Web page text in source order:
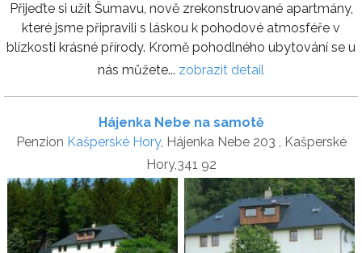
Přijeďte si užít Šumavu, nově zrekonstruované apartmány,
které jsme připravili s láskou k pohodové atmosféře v
blízkosti krásné přírody. Kromě pohodlného ubytování se u
nás můžete... zobrazit detail
Hájenka Nebe na samotě
Penzion Kašperské Hory, Hájenka Nebe 203 , Kašperské
Hory,341 92